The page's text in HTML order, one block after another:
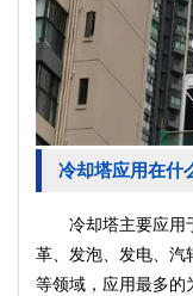
冷却塔应用在什
冷却塔主要应用
革、发泡、发电、汽
等领域，应用最多的